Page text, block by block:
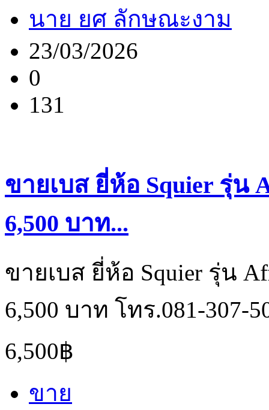
นาย ยศ ลักษณะงาม
23/03/2026
0
131
ขายเบส ยี่ห้อ Squier รุ่น
6,500 บาท...
ขายเบส ยี่ห้อ Squier รุ่น
6,500 บาท โทร.081-307-
6,500฿
ขาย